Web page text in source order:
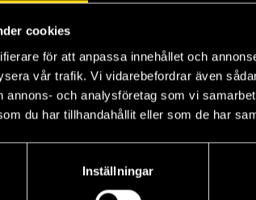
cookies
för att anpassa innehållet och
vår trafik. Vi vidarebefordrar även
annons- och analysföretag som vi
du har tillhandahållit eller som de har
Inställningar
Prenumerera på